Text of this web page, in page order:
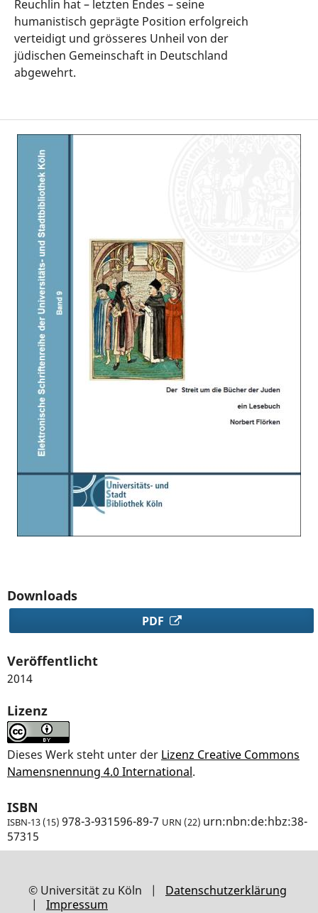
Reuchlin hat – letzten Endes – seine
humanistisch geprägte Position erfolgreich
verteidigt und grösseres Unheil von der
jüdischen Gemeinschaft in Deutschland
abgewehrt.
Downloads
PDF
Veröffentlicht
2014
Lizenz
Dieses Werk steht unter der Lizenz Creative Commons
Namensnennung 4.0 International.
ISBN-13 (15) 978-3-931596-89-7 URN (22) urn:nbn:de:hbz:38-
57315
© Universität zu Köln | Datenschutzerklärung
| Impressum